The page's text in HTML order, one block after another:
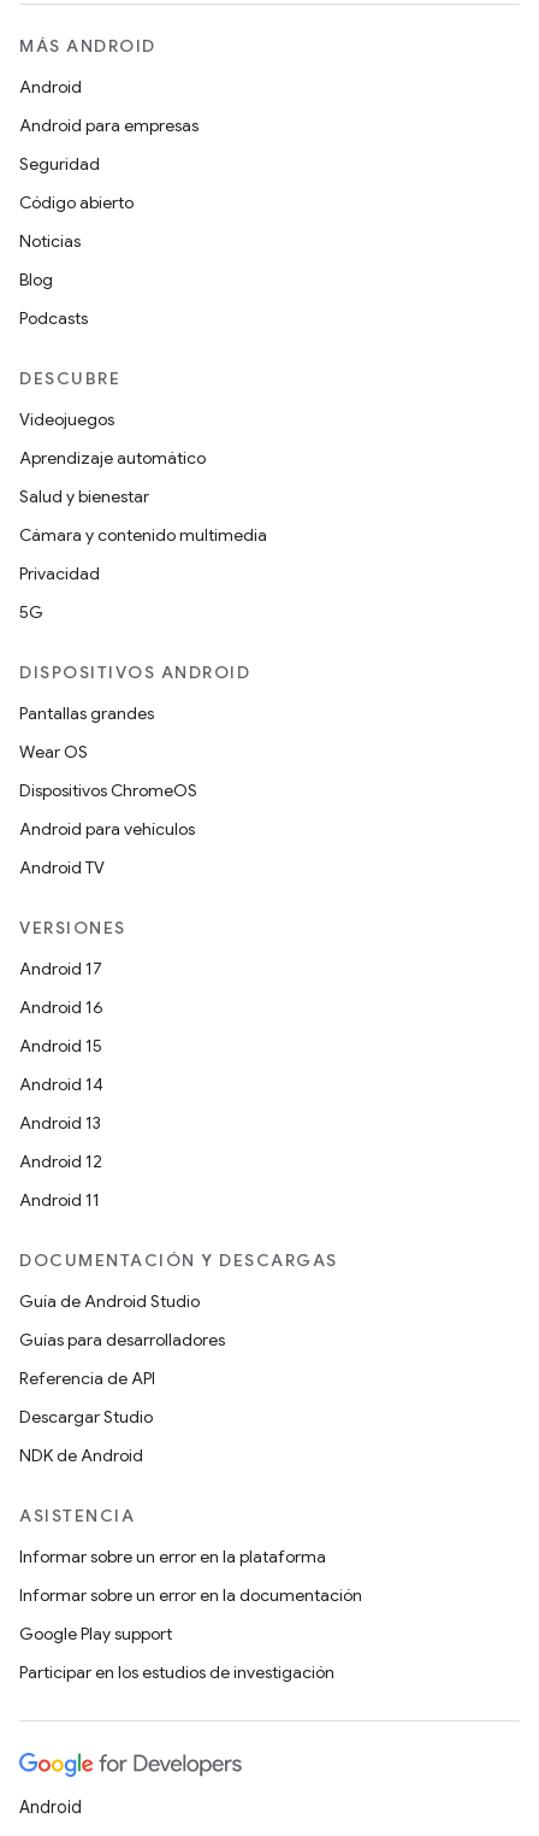
MÁS ANDROID
Android
Android para empresas
Seguridad
Código abierto
Noticias
Blog
Podcasts
DESCUBRE
Videojuegos
Aprendizaje automático
Salud y bienestar
Cámara y contenido multimedia
Privacidad
5G
DISPOSITIVOS ANDROID
Pantallas grandes
Wear OS
Dispositivos ChromeOS
Android para vehículos
Android TV
VERSIONES
Android 17
Android 16
Android 15
Android 14
Android 13
Android 12
Android 11
DOCUMENTACIÓN Y DESCARGAS
Guía de Android Studio
Guías para desarrolladores
Referencia de API
Descargar Studio
NDK de Android
ASISTENCIA
Informar sobre un error en la plataforma
Informar sobre un error en la documentación
Google Play support
Participar en los estudios de investigación
Android